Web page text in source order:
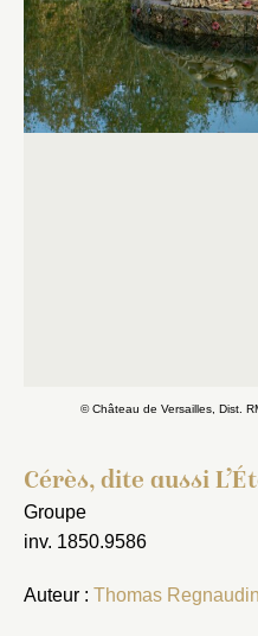
© Château de Versailles, Dist.
Cérès, dite aussi
Groupe
inv. 1850.9586
Auteur : Thomas